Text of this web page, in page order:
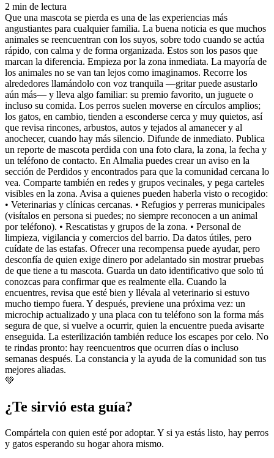
2 min de lectura
Que una mascota se pierda es una de las experiencias más
angustiantes para cualquier familia. La buena noticia es que muchos
animales se reencuentran con los suyos, sobre todo cuando se actúa
rápido, con calma y de forma organizada. Estos son los pasos que
marcan la diferencia. Empieza por la zona inmediata. La mayoría de
los animales no se van tan lejos como imaginamos. Recorre los
alrededores llamándolo con voz tranquila —gritar puede asustarlo
aún más— y lleva algo familiar: su premio favorito, un juguete o
incluso su comida. Los perros suelen moverse en círculos amplios;
los gatos, en cambio, tienden a esconderse cerca y muy quietos, así
que revisa rincones, arbustos, autos y tejados al amanecer y al
anochecer, cuando hay más silencio. Difunde de inmediato. Publica
un reporte de mascota perdida con una foto clara, la zona, la fecha y
un teléfono de contacto. En Almalia puedes crear un aviso en la
sección de Perdidos y encontrados para que la comunidad cercana lo
vea. Comparte también en redes y grupos vecinales, y pega carteles
visibles en la zona. Avisa a quienes pueden haberla visto o recogido:
• Veterinarias y clínicas cercanas. • Refugios y perreras municipales
(visítalos en persona si puedes; no siempre reconocen a un animal
por teléfono). • Rescatistas y grupos de la zona. • Personal de
limpieza, vigilancia y comercios del barrio. Da datos útiles, pero
cuídate de las estafas. Ofrecer una recompensa puede ayudar, pero
desconfía de quien exige dinero por adelantado sin mostrar pruebas
de que tiene a tu mascota. Guarda un dato identificativo que solo tú
conozcas para confirmar que es realmente ella. Cuando la
encuentres, revisa que esté bien y llévala al veterinario si estuvo
mucho tiempo fuera. Y después, previene una próxima vez: un
microchip actualizado y una placa con tu teléfono son la forma más
segura de que, si vuelve a ocurrir, quien la encuentre pueda avisarte
enseguida. La esterilización también reduce los escapes por celo. No
te rindas pronto: hay reencuentros que ocurren días o incluso
semanas después. La constancia y la ayuda de la comunidad son tus
mejores aliadas.
💚
¿Te sirvió esta guía?
Compártela con quien esté por adoptar. Y si ya estás listo, hay perros
y gatos esperando su hogar ahora mismo.